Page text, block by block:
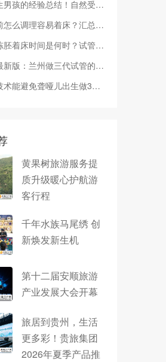
经验总结！自然受孕如何才能生男孩
容易着床？汇总胚胎移植前的身体准备
间是何时？试管冻胚着床时间比囊胚长
州做三代试管的费用明细及影响因素一览
免聋哑儿出生做3代可避免孩子被遗传
黄果树旅游服务提
质升级暖心护航游
客行程
千年水族马尾绣 创
新焕发新生机
第十二届安顺旅游
产业发展大会开幕
旅居到贵州，生活
更多彩！贵旅集团
2026年夏季产品推